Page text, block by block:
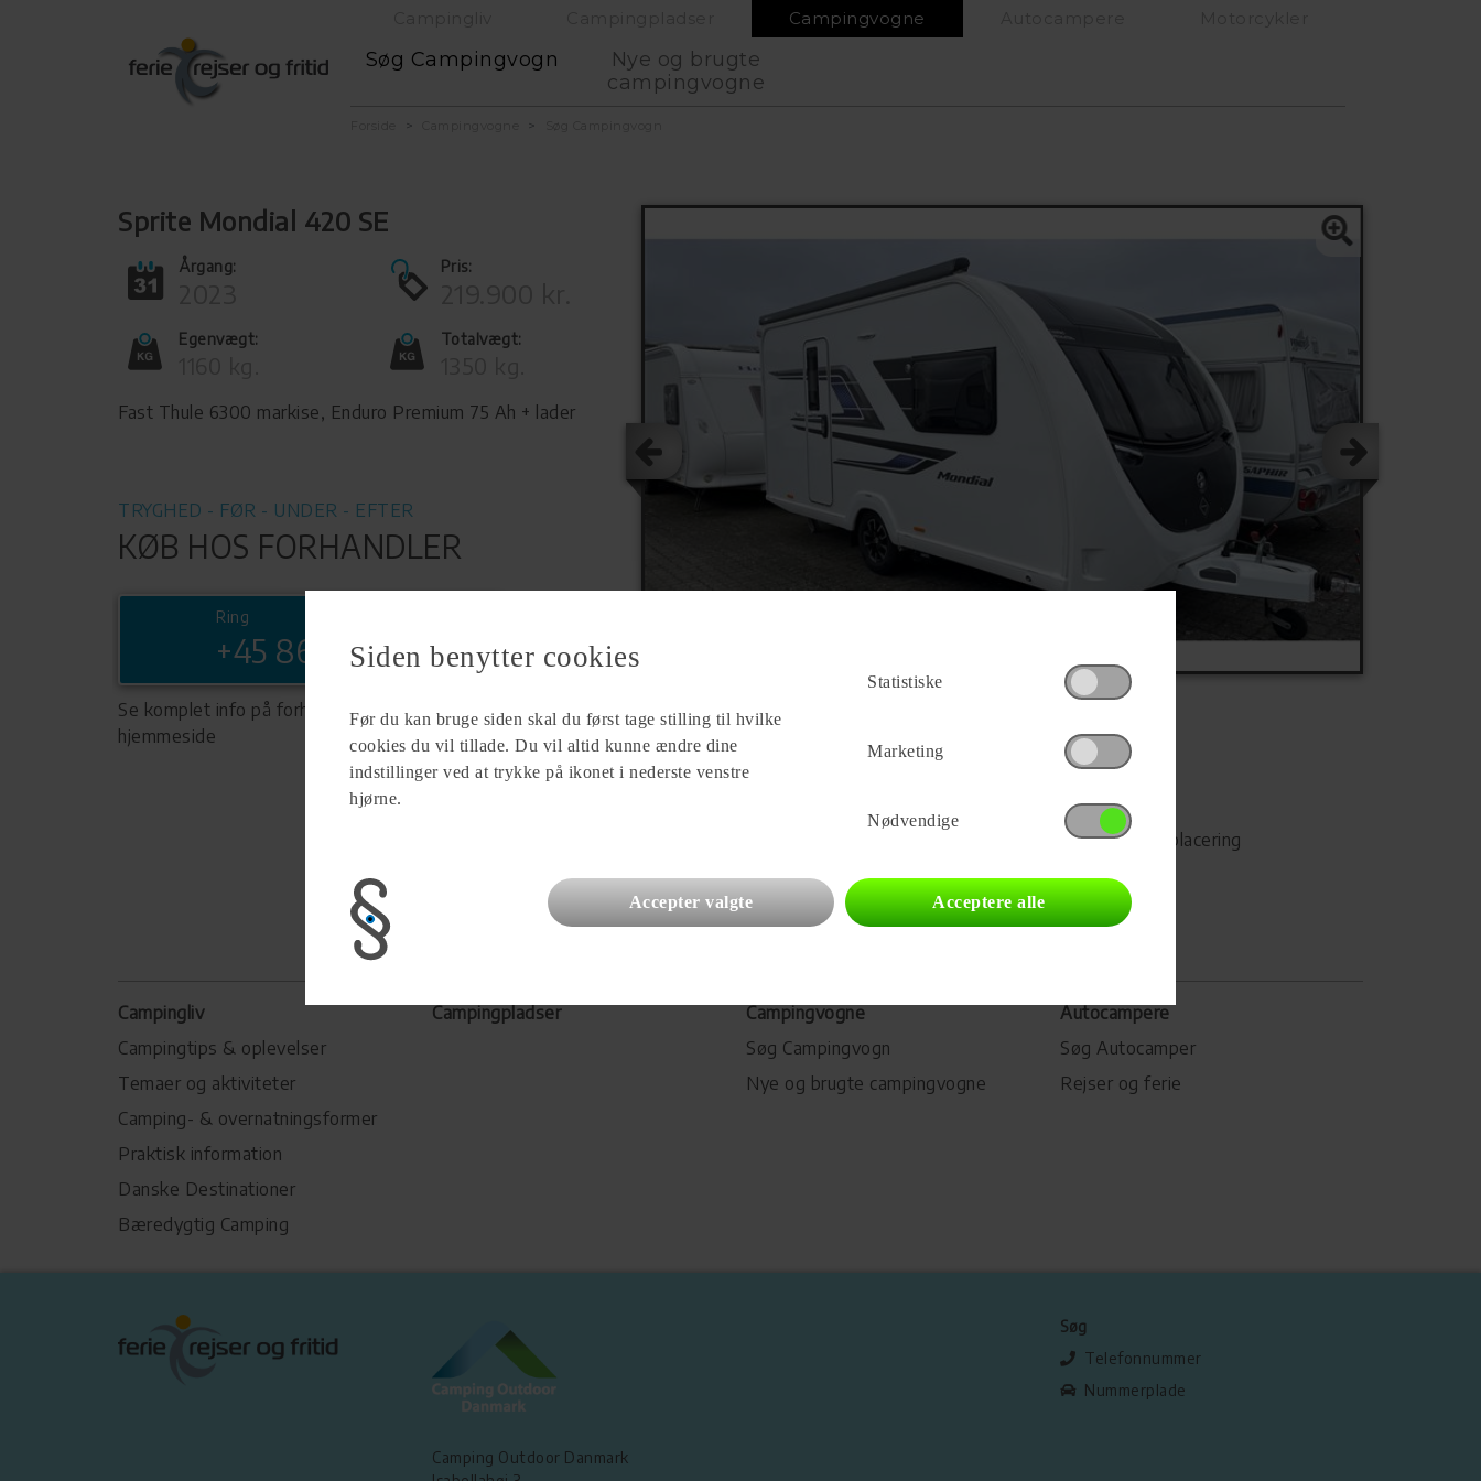
Campingvogne
Søg Campingvogn
Nye og brugte
campingvogne
Sprite Mondial 420 SE
Årgang: Pris:
Egenvægt: Totalvægt:
Fast Thule 6300 markise, Enduro Premium 75 Ah + lader
TRYGHED - FØR - UNDER - EFTER
KØB HOS FORHANDLER
Ring
+45 86814211
Se komplet info på forhandlerens
hjemmeside
Forhandler
Se alle 77vogne for forhandleren
Udskriv
Campingvognens placering
Campingliv
Campingtips & oplevelser
Temaer og aktiviteter
Camping- & overnatningsformer
Praktisk information
Danske Destinationer
Bæredygtig Camping
Campingpladser
Campingvogne
Søg Campingvogn
Nye og brugte campingvogne
Autocampere
Søg Autocamper
Rejser og ferie
Camping Outdoor Danmark
Søg
Telefonnummer
Nummerplade
Siden benytter cookies
Før du kan bruge siden skal du først tage stilling til hvilke
cookies du vil tillade. Du vil altid kunne ændre dine
indstillinger ved at trykke på ikonet i nederste venstre
hjørne.
Statistiske
Marketing
Nødvendige
Accepter valgte Acceptere alle